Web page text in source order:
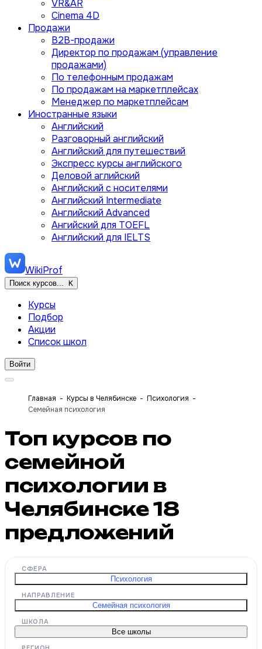
VR&AR
Cinema 4D
Продажи
B2B-продажи
Директор по продажам (управление
продажами)
По телефонным продажам
По продажам на маркетплейсах
Менеджер по маркетплейсам
Иностранные языки
Английский
Разговорный английский
Английский для путешествий
Экспресс курсы английского
Деловой аглийский
Английский с носителями
Английский Intermediate
Английский Advanced
Ангийский для TOEFL
Английский для IELTS
WikiProf
Поиск курсов... K
Курсы
Подбор
Акции
Список школ
Войти
Главная Курсы в Челябинске
Психология
Семейная психология
Топ курсов по
семейной
психологии в
Челябинске18
предложений
СФЕРА
Психология
НАПРАВЛЕНИЕ
Семейная психология
ШКОЛА
Все школы